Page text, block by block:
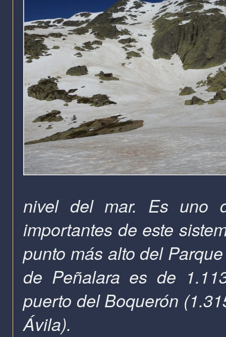
nivel del mar. Es uno
importantes de este
punto más alto del
de Peñalara es de
puerto del Boquerón
Ávila).